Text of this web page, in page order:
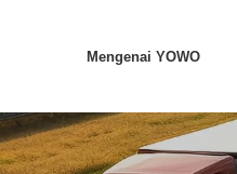
Mengenai YOWO